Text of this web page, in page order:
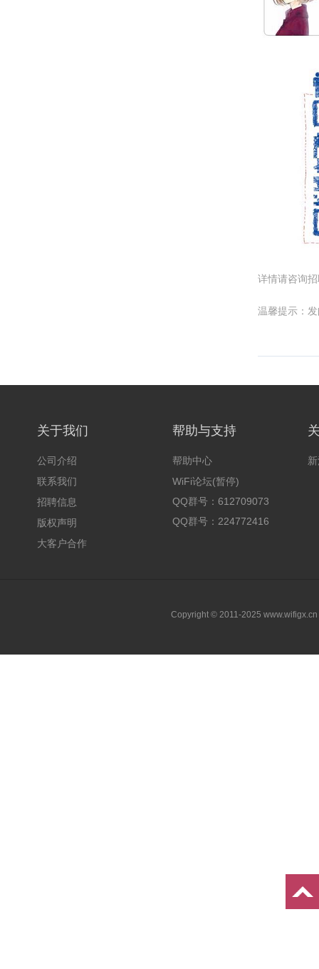
详情请咨询
温馨提示：发
关于我们
公司介绍
联系我们
招聘信息
版权声明
大客户合作
帮助与支持
帮助中心
WiFi论坛(暂停)
QQ群号：612709073
QQ群号：224772416
Copyright © 2011-2025